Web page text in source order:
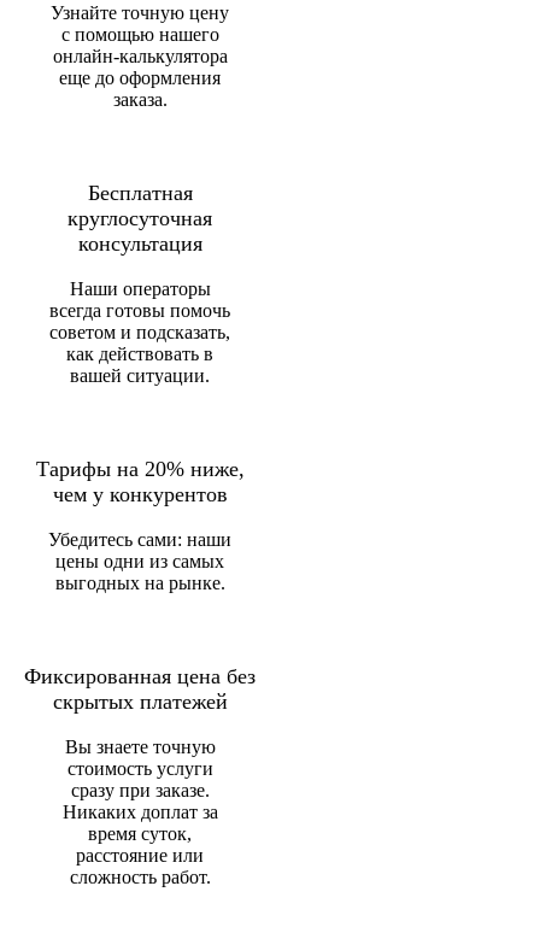
Узнайте точную цену
с помощью нашего
онлайн-калькулятора
еще до оформления
заказа.
Бесплатная
круглосуточная
консультация
Наши операторы
всегда готовы помочь
советом и подсказать,
как действовать в
вашей ситуации.
Тарифы на 20% ниже,
чем у конкурентов
Убедитесь сами: наши
цены одни из самых
выгодных на рынке.
Фиксированная цена без
скрытых платежей
Вы знаете точную
стоимость услуги
сразу при заказе.
Никаких доплат за
время суток,
расстояние или
сложность работ.